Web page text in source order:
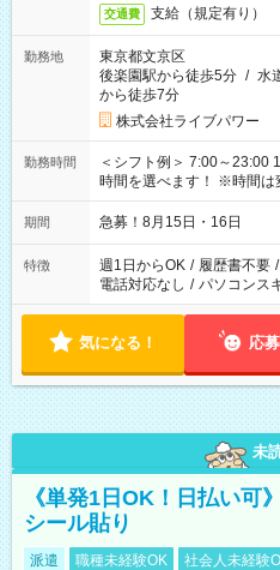
交通費 支給（規定有り）
勤務地
東京都文京区
後楽園駅から徒歩5分 / 水
から徒歩7分
株式会社ライブパワー
勤務時間
＜シフト例＞ 7:00～23:00 13:30～22:00
時間を選べます！ ※時間は
期間 急募！8月15日・16日
特徴 週1日からOK / 履歴書不要 /
電話対応なし / パソコンス
気になる！ 応
未
《単発1日OK！日払い可
シール貼り
派遣 職種未経験OK 社会人未経験